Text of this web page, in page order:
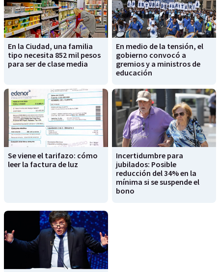
En la Ciudad, una familia
tipo necesita 852 mil pesos
para ser de clase media
En medio de la tensión, el
gobierno convocó a
gremios y a ministros de
educación
Se viene el tarifazo: cómo
leer la factura de luz
Incertidumbre para
jubilados: Posible
reducción del 34% en la
mínima si se suspende el
bono